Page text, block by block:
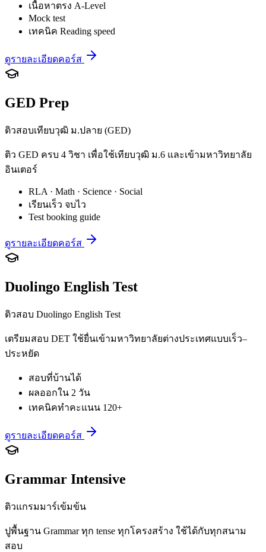
เนื้อหาตรง A-Level
Mock test
เทคนิค Reading speed
ดูรายละเอียดคอร์ส
GED Prep
ติวสอบเทียบวุฒิ ม.ปลาย (GED)
ติว GED ครบ 4 วิชา เพื่อใช้เทียบวุฒิ ม.6 และเข้ามหาวิทยาลัย
อินเตอร์
RLA · Math · Science · Social
เรียนเร็ว จบไว
Test booking guide
ดูรายละเอียดคอร์ส
Duolingo English Test
ติวสอบ Duolingo English Test
เตรียมสอบ DET ใช้ยื่นเข้ามหาวิทยาลัยต่างประเทศแบบเร็ว–
ประหยัด
สอบที่บ้านได้
ผลออกใน 2 วัน
เทคนิคทำคะแนน 120+
ดูรายละเอียดคอร์ส
Grammar Intensive
ติวแกรมมาร์เข้มข้น
ปูพื้นฐาน Grammar ทุก tense ทุกโครงสร้าง ใช้ได้กับทุกสนาม
สอบ